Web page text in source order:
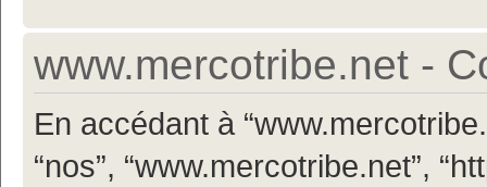
www.mercotribe.net -
En accédant à
“nos”, “www.mercotribe.net”,